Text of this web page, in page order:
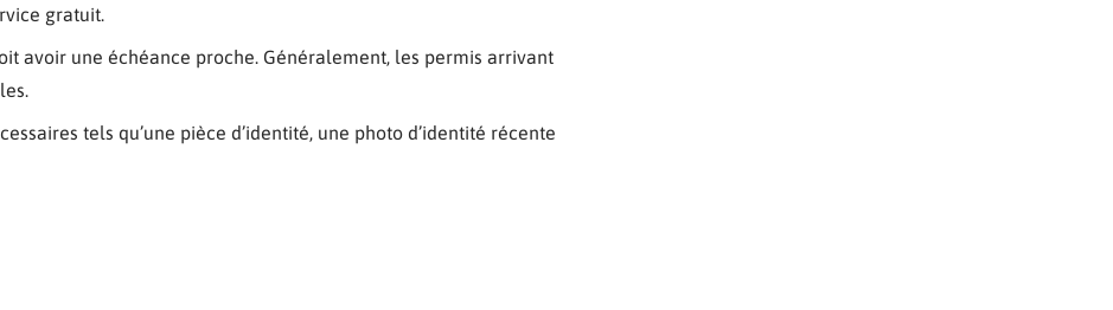
gratuit.
avoir une échéance proche. Généralement, les permis arrivant
tels qu’une pièce d’identité, une photo d’identité récente